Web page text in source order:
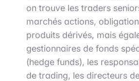
on trouve les traders
marchés actions,
produits dérivés, mais
gestionnaires de fonds
(hedge funds), les
de trading, les directeurs